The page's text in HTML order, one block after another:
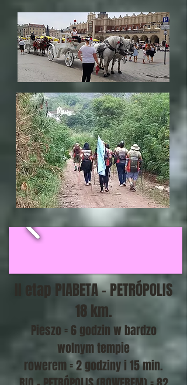
II etap PIABETA - PETRÓPOLIS
18 km.
Pieszo = 6 godzin w bardzo
wolnym tempie
rowerem = 2 godziny i 15 min.